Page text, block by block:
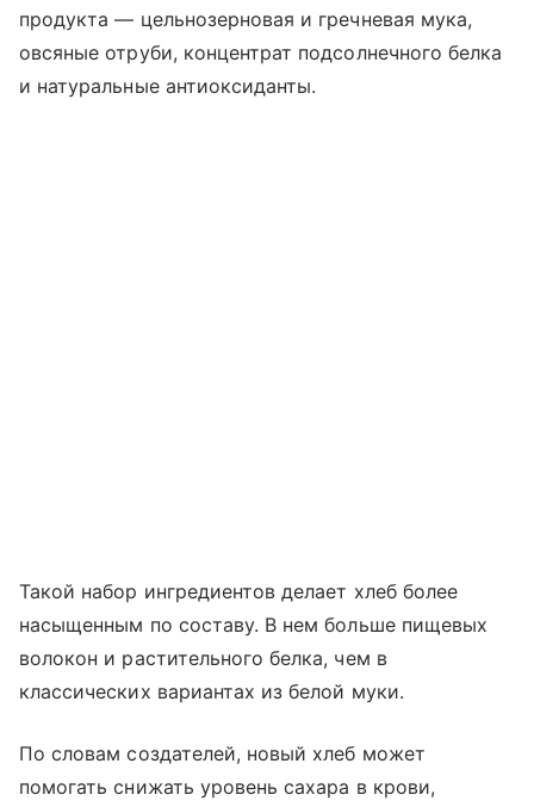
продукта — цельнозерновая и гречневая мука,
овсяные отруби, концентрат подсолнечного белка
и натуральные антиоксиданты.
Такой набор ингредиентов делает хлеб более
насыщенным по составу. В нем больше пищевых
волокон и растительного белка, чем в
классических вариантах из белой муки.
По словам создателей, новый хлеб может
помогать снижать уровень сахара в крови,